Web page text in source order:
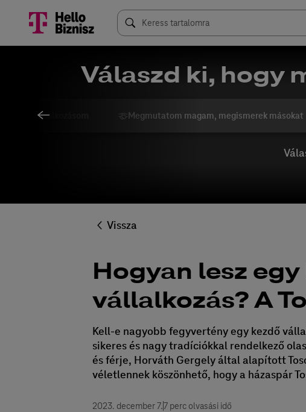
Válaszd ki, hogy
a vállalkozásom Megmutatom magam, megismerek másokat
Vissza
Hogyan lesz
vállalkozás? A
Kell-e nagyobb fegyvertény egy kezdő
sikeres és nagy tradíciókkal rendelkező
és férje, Horváth Gergely által alapított
véletlennek köszönhető, hogy a házaspár
2023. december 7.7 perc olvasási idő